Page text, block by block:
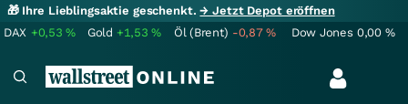
🎁 Ihre Lieblingsaktie geschenkt.→ Jetzt Depot eröffnen
DAX +0,53% Gold +1,53% Öl (Brent) -0,87% Dow Jones 0,00 %